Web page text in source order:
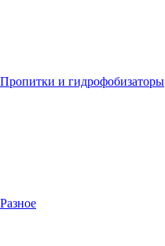
Пропитки и гидрофобизаторы
Разное